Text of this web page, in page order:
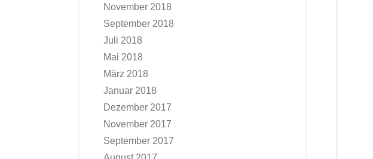
November 2018
September 2018
Juli 2018
Mai 2018
März 2018
Januar 2018
Dezember 2017
November 2017
September 2017